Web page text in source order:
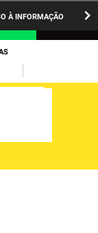
À INFORMAÇÃO
procurando?